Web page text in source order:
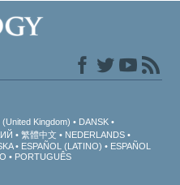
(United Kingdom)
DANSK
繁體中文
NEDERLANDS
ESPAÑOL (LATINO)
ESPAÑOL
PORTUGUÊS